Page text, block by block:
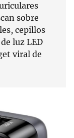
sobre
cepillos
luz LED
viral de